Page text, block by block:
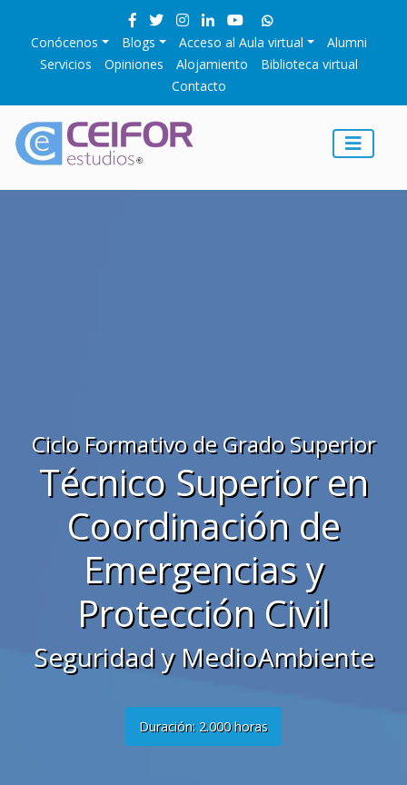
Conócenos Blogs Acceso al Aula virtual
Alumni
Servicios
Opiniones Alojamiento
Biblioteca virtual
Contacto
Ciclo Formativo de Grado Superior
Técnico Superior en
Coordinación de
Emergencias y
Protección Civil
Seguridad y MedioAmbiente
Duración: 2.000 horas